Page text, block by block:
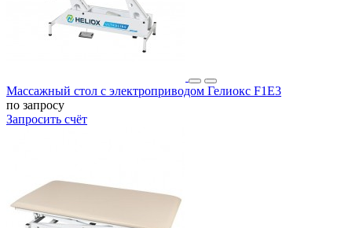
Массажный стол с электроприводом Гелиокс F1E3
по запросу
Запросить счёт